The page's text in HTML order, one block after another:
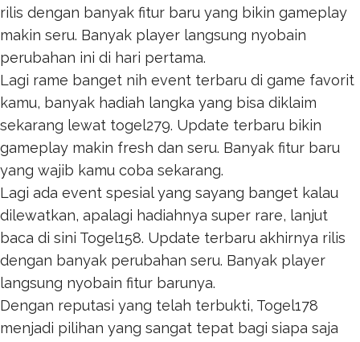
rilis dengan banyak fitur baru yang bikin gameplay
makin seru. Banyak player langsung nyobain
perubahan ini di hari pertama.
Lagi rame banget nih event terbaru di game favorit
kamu, banyak hadiah langka yang bisa diklaim
sekarang lewat togel279. Update terbaru bikin
gameplay makin fresh dan seru. Banyak fitur baru
yang wajib kamu coba sekarang.
Lagi ada event spesial yang sayang banget kalau
dilewatkan, apalagi hadiahnya super rare, lanjut
baca di sini Togel158. Update terbaru akhirnya rilis
dengan banyak perubahan seru. Banyak player
langsung nyobain fitur barunya.
Dengan reputasi yang telah terbukti, Togel178
menjadi pilihan yang sangat tepat bagi siapa saja